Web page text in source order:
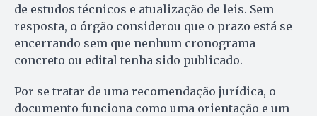
de estudos técnicos e atualização de leis. Sem
resposta, o órgão considerou que o prazo está se
encerrando sem que nenhum cronograma
concreto ou edital tenha sido publicado.
Por se tratar de uma recomendação jurídica, o
documento funciona como uma orientação e um